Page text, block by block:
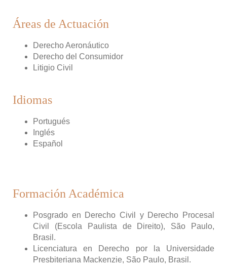
Áreas de Actuación
Derecho Aeronáutico
Derecho del Consumidor
Litigio Civil
Idiomas
Portugués
Inglés
Español
Formación Académica
Posgrado en Derecho Civil y Derecho Procesal
Civil (Escola Paulista de Direito), São Paulo,
Brasil.
Licenciatura en Derecho por la Universidade
Presbiteriana Mackenzie, São Paulo, Brasil.